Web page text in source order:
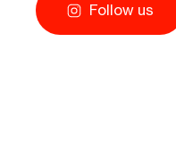
Follow us